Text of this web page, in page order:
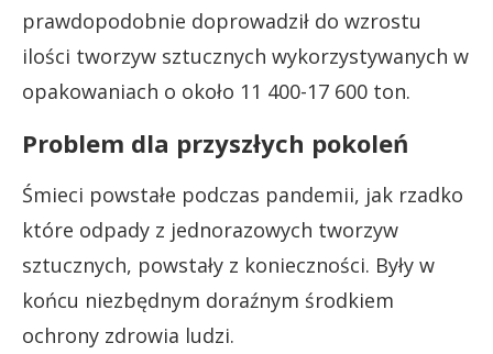
prawdopodobnie doprowadził do wzrostu
ilości tworzyw sztucznych wykorzystywanych w
opakowaniach o około 11 400-17 600 ton.
Problem dla przyszłych pokoleń
Śmieci powstałe podczas pandemii, jak rzadko
które odpady z jednorazowych tworzyw
sztucznych, powstały z konieczności. Były w
końcu niezbędnym doraźnym środkiem
ochrony zdrowia ludzi.